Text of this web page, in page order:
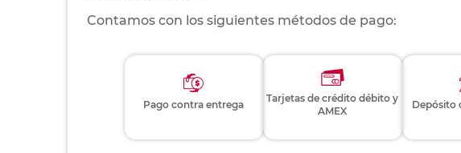
Contamos con los siguientes métodos de pago:
Pago contra entrega
Tarjetas de crédito débito y
AMEX
Depósito